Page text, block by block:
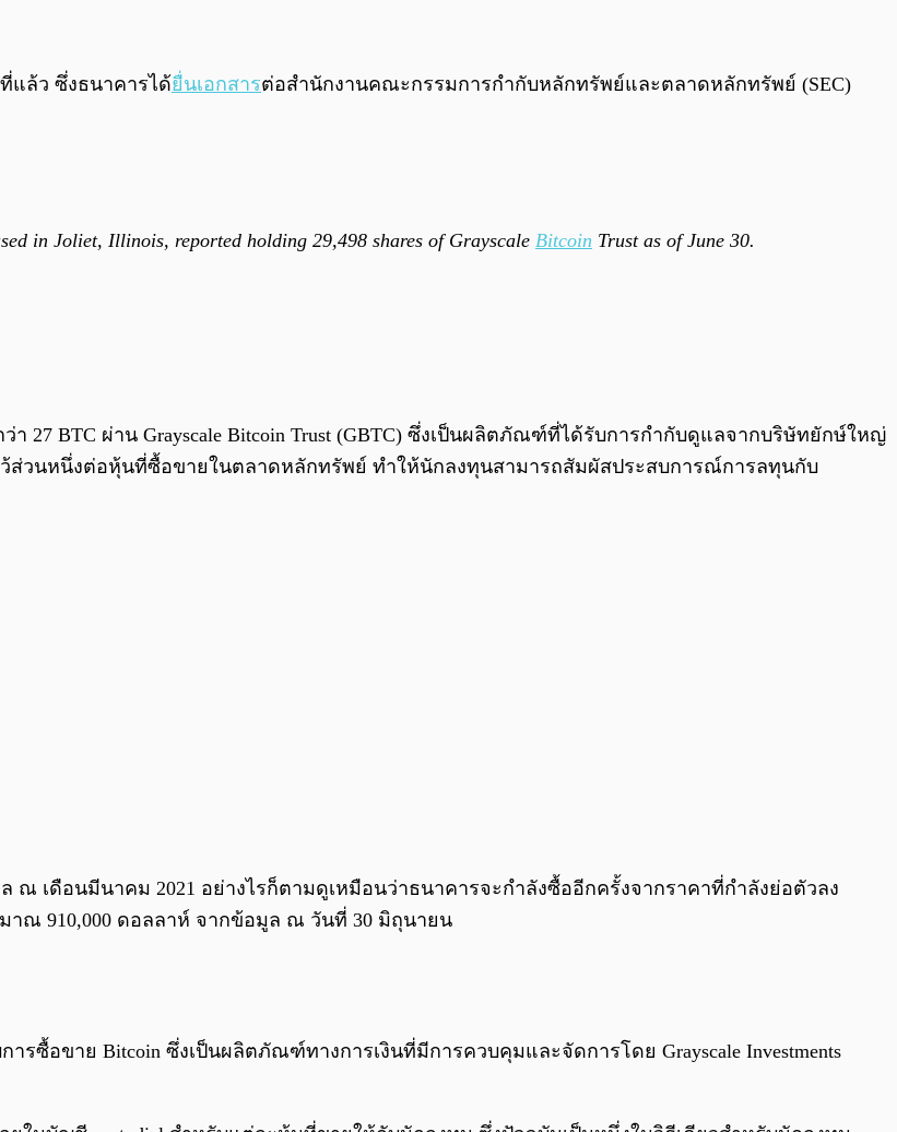
0:00/ 0:00
แล้ว ซึ่งธนาคารได้ยื่นเอกสารต่อสำนักงานคณะกรรมการกำกับหลักทรัพย์และตลาดหลักทรัพย์ (SEC)
in Joliet, Illinois, reported holding 29,498 shares of Grayscale Bitcoin Trust as of June 30.
27 BTC ผ่าน Grayscale Bitcoin Trust (GBTC) ซึ่งเป็นผลิตภัณฑ์ที่ได้รับการกำกับดูแลจากบริษัทยักษ์ใหญ่
ว้ส่วนหนึ่งต่อหุ้นที่ซื้อขายในตลาดหลักทรัพย์ ทำให้นักลงทุนสามารถสัมผัสประสบการณ์การลทุนกับ
ณ เดือนมีนาคม 2021 อย่างไรก็ตามดูเหมือนว่าธนาคารจะกำลังซื้ออีกครั้งจากราคาที่กำลังย่อตัวลง
าณ 910,000 ดอลลาห์ จากข้อมูล ณ วันที่ 30 มิถุนายน
ซื้อขาย Bitcoin ซึ่งเป็นผลิตภัณฑ์ทางการเงินที่มีการควบคุมและจัดการโดย Grayscale Investments